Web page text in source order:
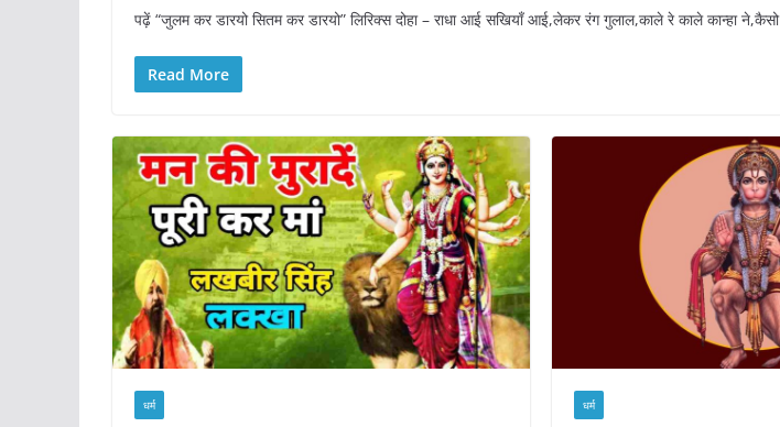
पढ़ें “जुलम कर डारयो सितम कर डारयो” लिरिक्स दोहा – राधा आई सखियाँ आई,लेकर रंग गुलाल,काले रे काले कान्हा ने,कैसो
Read More
धर्म धर्म